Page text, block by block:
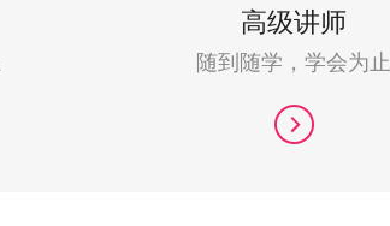
高级讲师
随到随学，学会为止